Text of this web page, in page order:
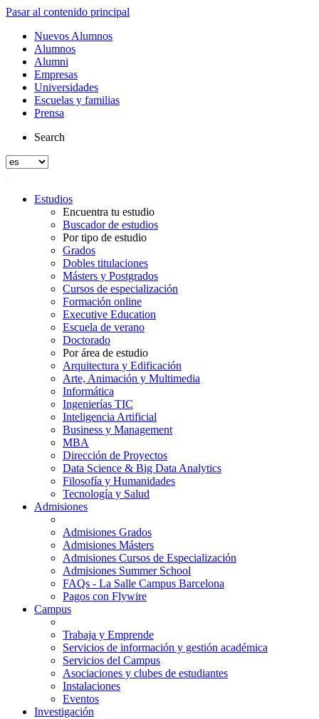
Pasar al contenido principal
Nuevos Alumnos
Alumnos
Alumni
Empresas
Universidades
Escuelas y familias
Prensa
Search
Estudios
Encuentra tu estudio
Buscador de estudios
Por tipo de estudio
Grados
Dobles titulaciones
Másters y Postgrados
Cursos de especialización
Formación online
Executive Education
Escuela de verano
Doctorado
Por área de estudio
Arquitectura y Edificación
Arte, Animación y Multimedia
Informática
Ingenierías TIC
Inteligencia Artificial
Business y Management
MBA
Dirección de Proyectos
Data Science & Big Data Analytics
Filosofía y Humanidades
Tecnología y Salud
Admisiones
Admisiones Grados
Admisiones Másters
Admisiones Cursos de Especialización
Admisiones Summer School
FAQs - La Salle Campus Barcelona
Pagos con Flywire
Campus
Trabaja y Emprende
Servicios de información y gestión académica
Servicios del Campus
Asociaciones y clubes de estudiantes
Instalaciones
Eventos
Investigación